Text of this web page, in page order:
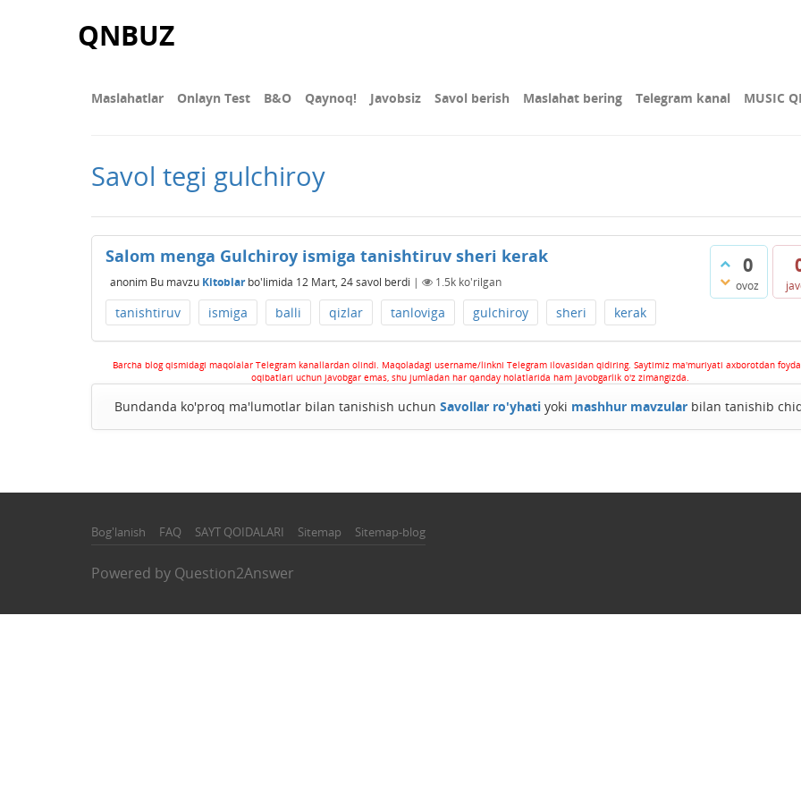
QNBUZ
Maslahatlar Onlayn Test В&О Qaynoq! Javobsiz Savol berish Maslahat bering Telegram kanal MUSIC
Savol tegi gulchiroy
0
ovoz
Salom menga Gulchiroy ismiga tanishtiruv sheri kerak
anonim Bu mavzu Kitoblarbo'limida 12 Mart, 24savol berdi | 1.5k ko'rilgan
tanishtiruv ismiga balli qizlar tanloviga gulchiroy sheri kerak
Barcha blog qismidagi maqolalar Telegram kanallardan olindi. Maqoladagi username/linkni Telegram ilovasidan qidiring. Saytimiz ma'muriyati axborotdan
oqibatlari uchun javobgar emas, shu jumladan har qanday holatlarida ham javobgarlik o'z zimangizda.
Bundanda ko'proq ma'lumotlar bilan tanishish uchun Savollar ro'yhatiyoki mashhur mavzularbilan tanishib
Bog'lanish FAQ SAYT QOIDALARI Sitemap Sitemap-blog
Powered by Question2Answer